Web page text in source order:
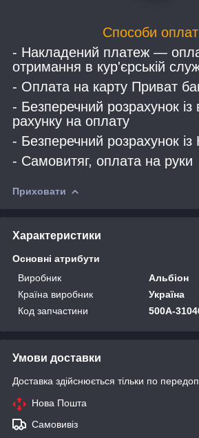
Способи
- Накладений платеж —
отримання в кур'єрській
- Оплата на карту Приват
- Безперечний розрахунок
рахунку на оплату
- Безперечний розрахунок
- Самовитяг, оплата на руки
Приховати
Характеристики
Основні атрибути
Виробник
Альбіон
Країна виробник
Україна
Код запчастини
500А-
Умови доставки
Доставка здійснюється тільки по
Нова Пошта
Самовивіз